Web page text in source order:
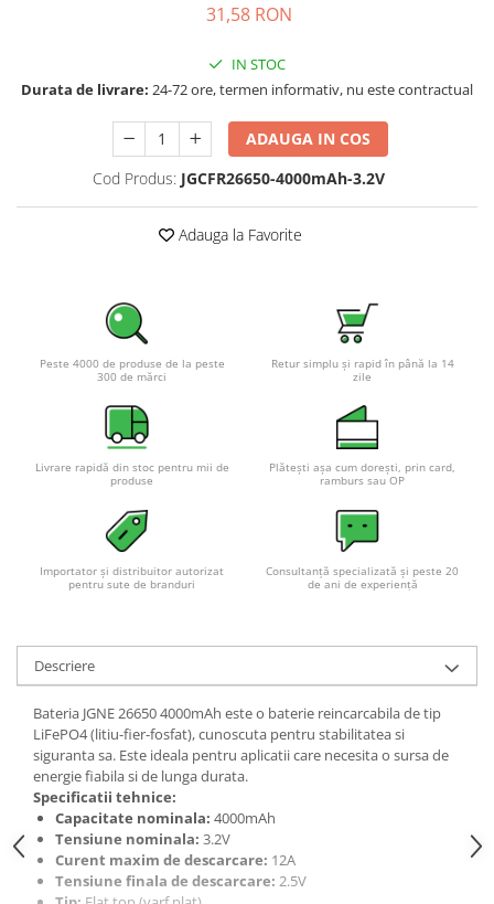
Sisteme prindere panouri
Invertoare Hibrid
Invertoare On-grid
Invertoare Off-grid
Convertoare de tensiune
Sisteme de stocare energie
Pachete complete stocare energie
Sisteme de Stocare Comerciale
Sisteme fotovoltaice de putere
mica (rulota/caravan/case de
vacanta)
Sisteme fotovoltaice profesionale
Statii de incarcare vehicule
electrice
Statii de incarcare
Cabluri de incarcare vehicule
electrice
Prize de incarcare vehicule
electrice
Accesorii
Turbine eoliene pentru casă
31,58 RON
IN STOC
Durata de livrare: 24-72 ore, termen informativ, nu este contractual
ADAUGA IN COS
Cod Produs: JGCFR26650-4000mAh-3.2V
Adauga la Favorite
Peste 4000 de produse de la peste
300 de mărci
Retur simplu și rapid în până la 14
zile
Livrare rapidă din stoc pentru mii de
produse
Plătești așa cum dorești, prin card,
ramburs sau OP
Importator și distribuitor autorizat
pentru sute de branduri
Consultanță specializată și peste 20
de ani de experiență
Descriere
Bateria JGNE 26650 4000mAh este o baterie reincarcabila de tip
LiFePO4 (litiu-fier-fosfat), cunoscuta pentru stabilitatea si
siguranta sa. Este ideala pentru aplicatii care necesita o sursa de
energie fiabila si de lunga durata.
Specificatii tehnice:
Capacitate nominala: 4000mAh
Tensiune nominala: 3.2V
Curent maxim de descarcare: 12A
Tensiune finala de descarcare: 2.5V